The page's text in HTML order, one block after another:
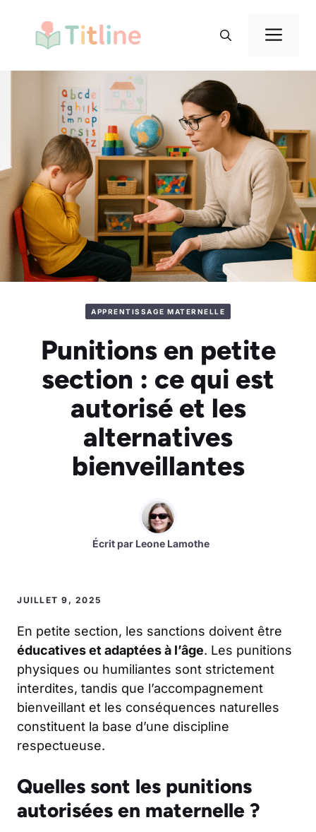
contenu
APPRENTISSAGE MATERNELLE
Punitions en petite
section : ce qui est
autorisé et les
alternatives
bienveillantes
Écrit par Leone Lamothe
JUILLET 9, 2025
En petite section, les sanctions doivent être
éducatives et adaptées à l’âge. Les punitions
physiques ou humiliantes sont strictement
interdites, tandis que l’accompagnement
bienveillant et les conséquences naturelles
constituent la base d’une discipline
respectueuse.
Quelles sont les punitions
autorisées en maternelle ?